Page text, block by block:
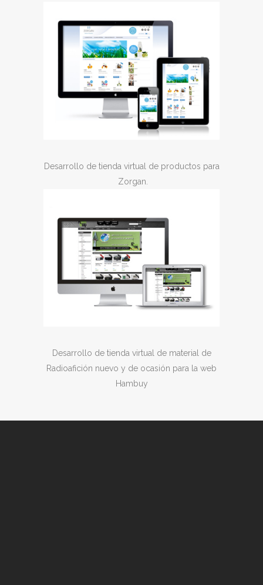
Desarrollo de tienda virtual de productos para
Zorgan.
Desarrollo de tienda virtual de material de
Radioafición nuevo y de ocasión para la web
Hambuy